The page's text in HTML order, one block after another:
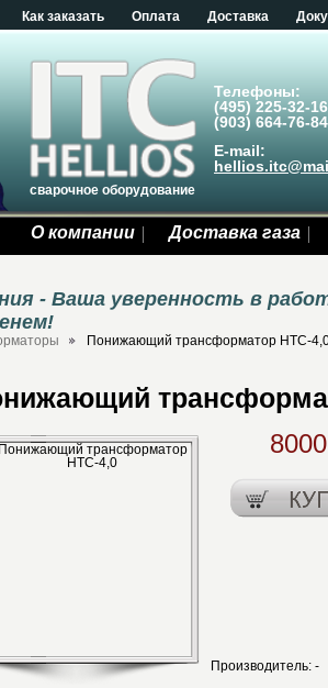
Как заказать Оплата Доставка
сварочное оборудование
Телефоны:
(495) 225-32-16
(903) 664-76-84
E-mail:
О компании Доставка газа
- Ваша уверенность в
Понижающий трансформатор НТС-
Производитель: -